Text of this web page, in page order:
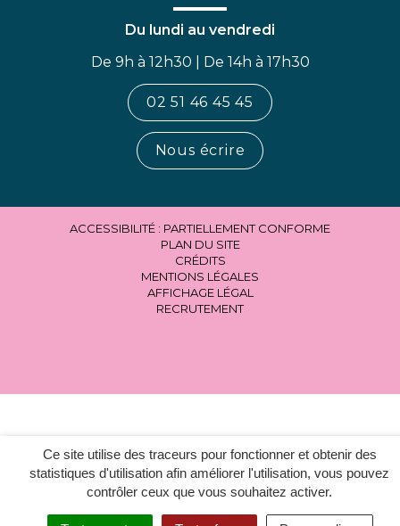
Ce site utilise des traceurs pour fonctionner et obtenir des
statistiques d'utilisation afin améliorer l'utilisation, vous pouvez
contrôler ceux que vous souhaitez activer.
Du lundi au vendredi
De 9h à 12h30 | De 14h à 17h30
02 51 46 45 45
Nous écrire
ACCESSIBILITÉ : PARTIELLEMENT CONFORME
PLAN DU SITE
CRÉDITS
MENTIONS LÉGALES
AFFICHAGE LÉGAL
RECRUTEMENT